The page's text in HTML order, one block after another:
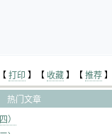
打印 】【 收藏 】【 推荐 】
热门文章
）